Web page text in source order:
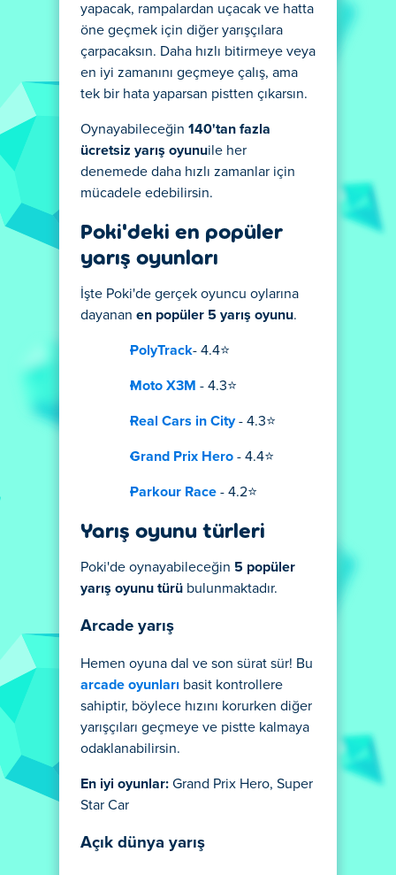
yapacak, rampalardan uçacak ve hatta
öne geçmek için diğer yarışçılara
çarpacaksın. Daha hızlı bitirmeye veya
en iyi zamanını geçmeye çalış, ama
tek bir hata yaparsan pistten çıkarsın.
Oynayabileceğin 140'tan fazla
ücretsiz yarış oyunuile her
denemede daha hızlı zamanlar için
mücadele edebilirsin.
Poki'deki en popüler
yarış oyunları
İşte Poki'de gerçek oyuncu oylarına
dayanan en popüler 5 yarış oyunu.
PolyTrack- 4.4⭐
Moto X3M - 4.3⭐
Real Cars in City- 4.3⭐
Grand Prix Hero - 4.4⭐
Parkour Race - 4.2⭐
Yarış oyunu türleri
Poki'de oynayabileceğin 5 popüler
yarış oyunu türü bulunmaktadır.
Arcade yarış
Hemen oyuna dal ve son sürat sür! Bu
arcade oyunları basit kontrollere
sahiptir, böylece hızını korurken diğer
yarışçıları geçmeye ve pistte kalmaya
odaklanabilirsin.
En iyi oyunlar: Grand Prix Hero, Super
Star Car
Açık dünya yarış